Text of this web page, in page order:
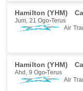
Hamilton (YHM)
Jum, 21 Ogo Terus
Air
Hamilton (YHM)
Ahd, 9 Ogo Terus
Air